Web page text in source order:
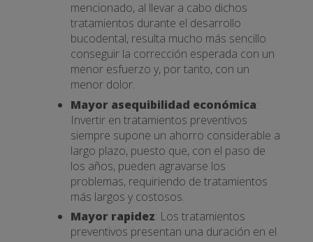
mencionado, al llevar a cabo dichos
tratamientos durante el desarrollo
bucodental, resulta mucho más sencillo
conseguir la corrección esperada con un
menor esfuerzo y, por tanto, con un
menor dolor.
Mayor asequibilidad económica:
Invertir en tratamientos preventivos
siempre supone un ahorro considerable a
largo plazo, puesto que, con el paso de
los años, pueden agravarse los
problemas, requiriendo de tratamientos
más largos y costosos.
Mayor rapidez: Los tratamientos
preventivos presentan una duración en el